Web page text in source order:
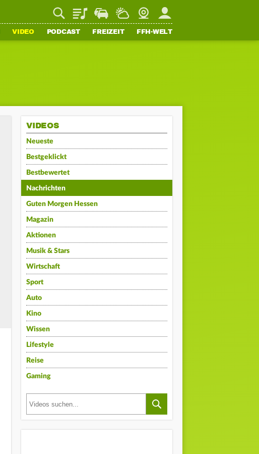
PlaylistStaupilotWetterWebcamMein FFH
VIDEO PODCAST FREIZEIT FFH-WELT
VIDEOS
Neueste
Bestgeklickt
Bestbewertet
Nachrichten
Guten Morgen Hessen
Magazin
Aktionen
Musik & Stars
Wirtschaft
Sport
Auto
Kino
Wissen
Lifestyle
Reise
Gaming